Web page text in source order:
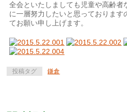
全会といたしましても児童や高齢者
に一層努力したいと思っております
てお願い申し上げます。
投稿タグ 鎌倉